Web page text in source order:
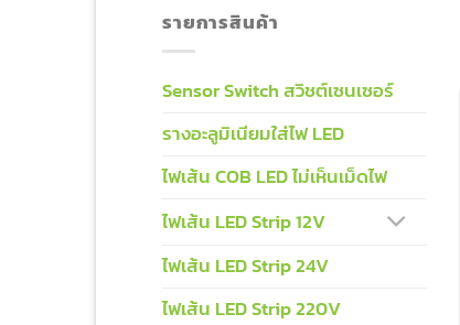
รายการสินค้า
Sensor Switch สวิชต์เซนเซอร์
รางอะลูมิเนียมใส่ไฟ LED
ไฟเส้น COB LED ไม่เห็นเม็ดไฟ
ไฟเส้น LED Strip 12V
ไฟเส้น LED Strip 24V
ไฟเส้น LED Strip 220V